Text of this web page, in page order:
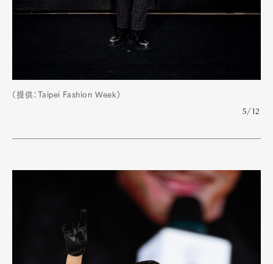
Fashion
GourmetCars
Product CultureLifestyle
（提供：Taipei Fashion Week）
5/12